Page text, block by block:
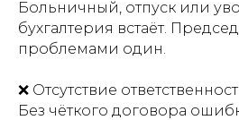
Больничный, отпуск или
бухгалтерия встаёт.
проблемами один.
❌ Отсутствие
Без чёткого договора